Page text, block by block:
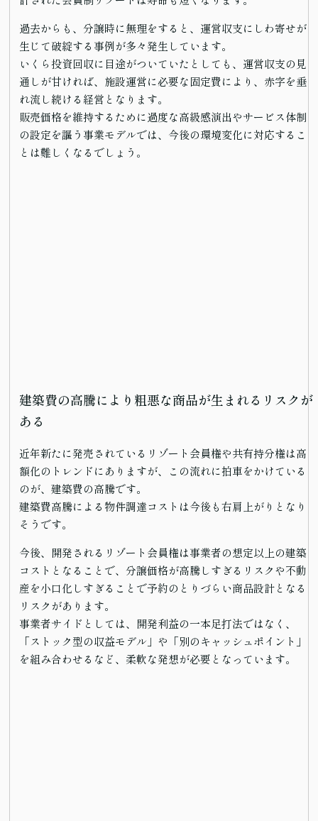
過去からも、分譲時に無理をすると、運営収支にしわ寄せが
生じて破綻する事例が多々発生しています。
いくら投資回収に目途がついていたとしても、運営収支の見
通しが甘ければ、施設運営に必要な固定費により、赤字を垂
れ流し続ける経営となります。
販売価格を維持するために過度な高級感演出やサービス体制
の設定を謳う事業モデルでは、今後の環境変化に対応するこ
とは難しくなるでしょう。
建築費の高騰により粗悪な商品が生まれるリスクが
ある
近年新たに発売されているリゾート会員権や共有持分権は高
額化のトレンドにありますが、この流れに拍車をかけている
のが、建築費の高騰です。
建築費高騰による物件調達コストは今後も右肩上がりとなり
そうです。
今後、開発されるリゾート会員権は事業者の想定以上の建築
コストとなることで、分譲価格が高騰しすぎるリスクや不動
産を小口化しすぎることで予約のとりづらい商品設計となる
リスクがあります。
事業者サイドとしては、開発利益の一本足打法ではなく、
「ストック型の収益モデル」や「別のキャッシュポイント」
を組み合わせるなど、柔軟な発想が必要となっています。